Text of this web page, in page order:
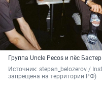
Группа Uncle Pecos и пёс Бастер
Источник: stepan_belozerov /
запрещена на территории РФ)